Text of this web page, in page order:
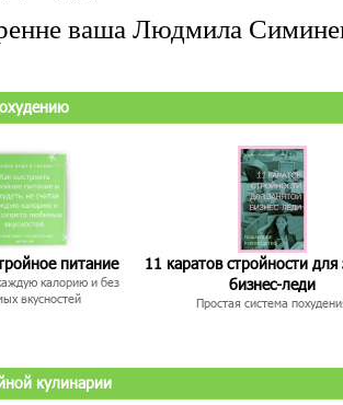
ваша Людмила
питание
калорию и без
вкусностей
11 каратов стройности для
бизнес-леди
Простая система
кулинарии